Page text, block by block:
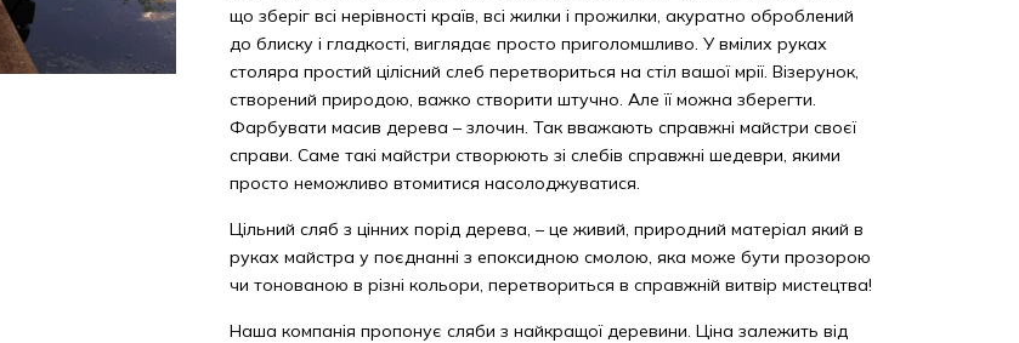
що зберіг всі нерівності країв, всі жилки і прожилки, акуратно оброблений
до блиску і гладкості, виглядає просто приголомшливо. У вмілих руках
столяра простий цілісний слеб перетвориться на стіл вашої мрії. Візерунок,
створений природою, важко створити штучно. Але її можна зберегти.
Фарбувати масив дерева – злочин. Так вважають справжні майстри своєї
справи. Саме такі майстри створюють зі слебів справжні шедеври, якими
просто неможливо втомитися насолоджуватися.
Цільний сляб з цінних порід дерева, – це живий, природний матеріал який в
руках майстра у поєднанні з епоксидною смолою, яка може бути прозорою
чи тонованою в різні кольори, перетвориться в справжній витвір мистецтва!
Наша компанія пропонує сляби з найкращої деревини. Ціна залежить від